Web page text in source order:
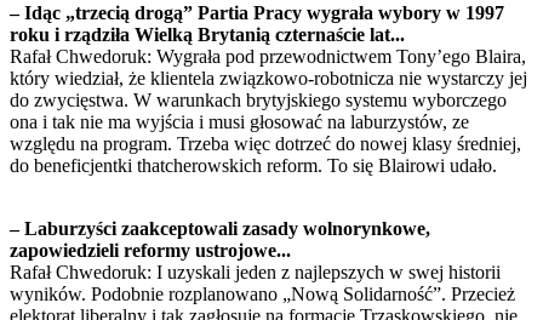
– Idąc „trzecią drogą” Partia Pracy wygrała wybory w 1997
roku i rządziła Wielką Brytanią czternaście lat...
Rafał Chwedoruk: Wygrała pod przewodnictwem Tony’ego Blaira,
który wiedział, że klientela związkowo-robotnicza nie wystarczy jej
do zwycięstwa. W warunkach brytyjskiego systemu wyborczego
ona i tak nie ma wyjścia i musi głosować na laburzystów, ze
względu na program. Trzeba więc dotrzeć do nowej klasy średniej,
do beneficjentki thatcherowskich reform. To się Blairowi udało.
– Laburzyści zaakceptowali zasady wolnorynkowe,
zapowiedzieli reformy ustrojowe...
Rafał Chwedoruk: I uzyskali jeden z najlepszych w swej historii
wyników. Podobnie rozplanowano „Nową Solidarność”. Przecież
elektorat liberalny i tak zagłosuje na formację Trzaskowskiego, nie